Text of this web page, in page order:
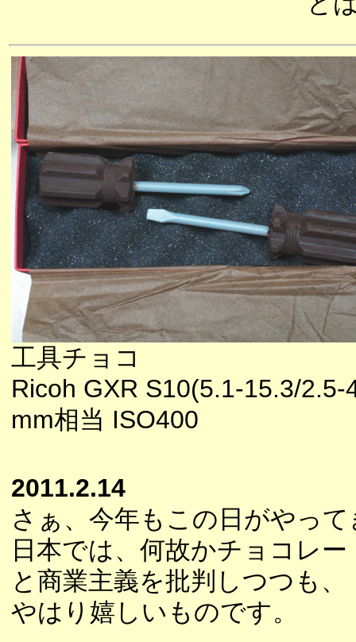
工具チョコ
Ricoh GXR S10(5.1-15.3/2.5-
mm相当 ISO400
2011.2.14
さぁ、今年もこの日がやっ
日本では、何故かチョコレ
と商業主義を批判しつつも
やはり嬉しいものです。